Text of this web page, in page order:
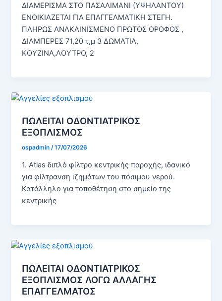
ΔΙΑΜΕΡΙΣΜΑ ΣΤΟ ΠΑΣΑΛΙΜΑΝΙ (ΥΨΗΛΑΝΤΟΥ)
ΕΝΟΙΚΙΑΖΕΤΑΙ ΓΙΑ ΕΠΑΓΓΕΛΜΑΤΙΚΗ ΣΤΕΓΗ.
ΠΛΗΡΩΣ ΑΝΑΚΑΙΝΙΣΜΕΝΟ ΠΡΩΤΟΣ ΟΡΟΦΟΣ ,
ΔΙΑΜΠΕΡΕΣ 71,20 τ,μ 3 ΔΩΜΑΤΙΑ,
ΚΟΥΖΙΝΑ,ΛΟΥΤΡΟ, 2
ΠΩΛΕΙΤΑΙ ΟΔΟΝΤΙΑΤΡΙΚΟΣ
ΕΞΟΠΛΙΣΜΟΣ
ospadmin /17/07/2026
1. Atlas διπλό φίλτρο κεντρικής παροχής, ιδανικό
για φίλτρανση ιζημάτων του πόσιμου νερού.
Κατάλληλο για τοποθέτηση στο σημείο της
κεντρικής
ΠΩΛΕΙΤΑΙ ΟΔΟΝΤΙΑΤΡΙΚΟΣ
ΕΞΟΠΛΙΣΜΟΣ ΛΟΓΩ ΑΛΛΑΓΗΣ
ΕΠΑΓΓΕΛΜΑΤΟΣ